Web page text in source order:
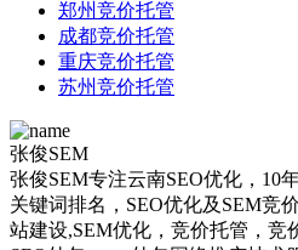
郑州竞价托管
成都竞价托管
重庆竞价托管
苏州竞价托管
张俊SEM
张俊SEM专注云南SEO优化，10
关键词排名，SEO优化及SEM竞
站建设,SEM优化，竞价托管，竞